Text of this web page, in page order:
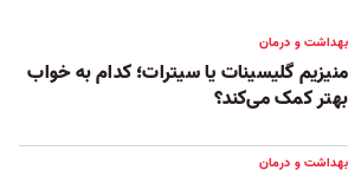
بهداشت و درمان
منیزیم گلیسینات یا سیترات؛ کدام به خواب
بهتر کمک می‌کند؟
بهداشت و درمان